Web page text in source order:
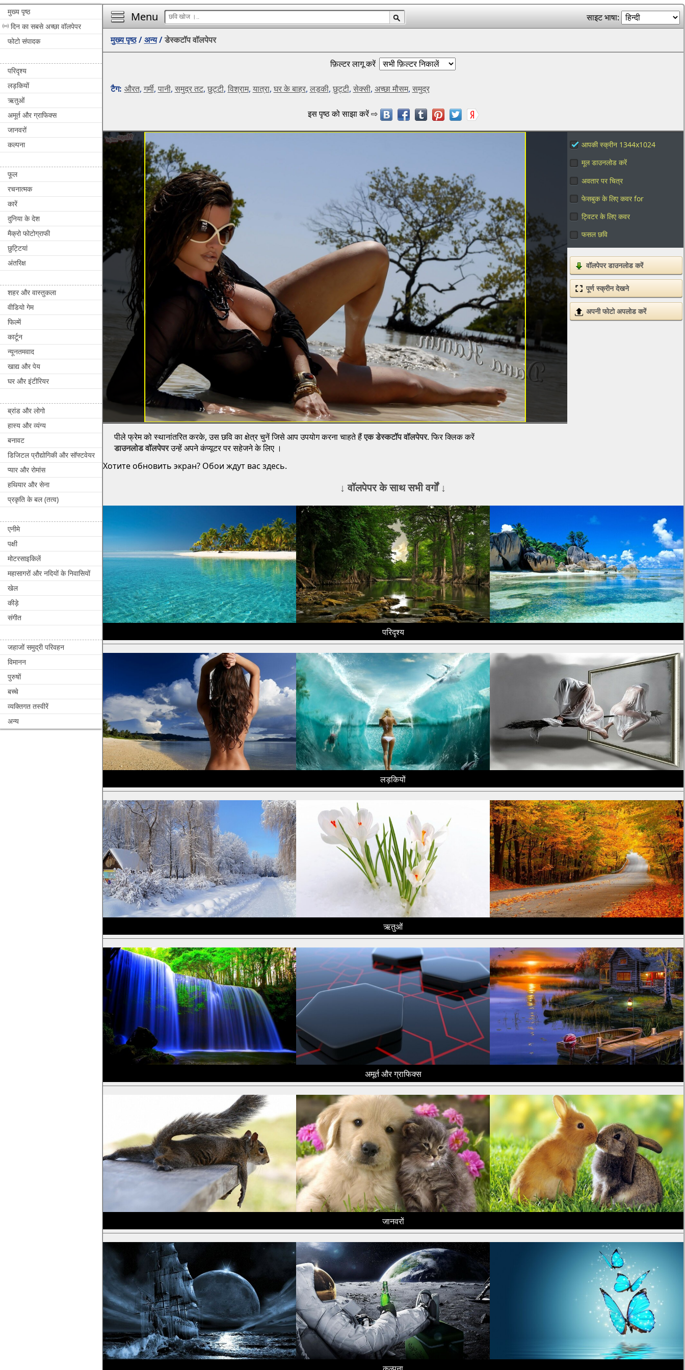
मुख्य पृष्ठ
दिन का सबसे अच्छा वॉलपेपर
फोटो संपादक
परिदृश्य
लड़कियों
ऋतुओं
अमूर्त और ग्राफिक्स
जानवरों
कल्पना
फूल
रचनात्मक
कारें
दुनिया के देश
मैक्रो फोटोग्राफी
छुट्टियां
अंतरिक्ष
शहर और वास्तुकला
वीडियो गेम
फिल्में
कार्टून
न्यूनतमवाद
खाद्य और पेय
घर और इंटीरियर
ब्रांड और लोगो
हास्य और व्यंग्य
बनावट
डिजिटल प्रौद्योगिकी और सॉफ्टवेयर
प्यार और रोमांस
हथियार और सेना
प्रकृति के बल (तत्व)
एनीमे
पक्षी
मोटरसाइकिलें
महासागरों और नदियों के निवासियों
खेल
कीड़े
संगीत
जहाजों समुद्री परिवहन
विमानन
पुरुषों
बच्चे
व्यक्तिगत तस्वीरें
अन्य
Menu
साइट भाषा:
मुख्य पृष्ठ/अन्य/डेस्कटॉप वॉलपेपर
फ़िल्टर लागू करें
टैग: औरत, गर्मी, पानी, समुद्र तट, छुट्टी, विश्राम, यात्रा, घर के बाहर, लड़की, छुट्टी, सेक्सी, अच्छा मौसम, समुद्र
आपकी स्क्रीन 1344x1024
मूल डाउनलोड करें
अवतार पर चित्र
फेसबुक के लिए कवर for
ट्विटर के लिए कवर
फसल छवि
वॉलपेपर डाउनलोड करें
पूर्ण स्क्रीन देखने
अपनी फोटो अपलोड करें
पीले फ्रेम को स्थानांतरित करके, उस छवि का क्षेत्र चुनें जिसे आप उपयोग करना चाहते हैंएक डेस्कटॉप वॉलपेपर. फिर क्लिक करें
डाउनलोड वॉलपेपरउन्हें अपने कंप्यूटर पर सहेजने के लिए ।
Хотите обновить экран? Обои ждут вас здесь.
↓ वॉलपेपर के साथ सभी वर्गों ↓
परिदृश्य
लड़कियों
ऋतुओं
अमूर्त और ग्राफिक्स
जानवरों